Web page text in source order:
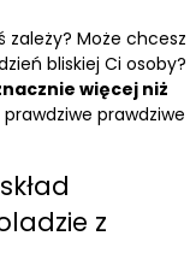
zależy? Może chcesz
bliskiej Ci osoby?
więcej niż
prawdziwe
z